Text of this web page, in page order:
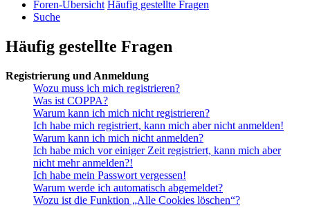
Foren-Übersicht Häufig gestellte Fragen
Suche
Häufig gestellte Fragen
Registrierung und Anmeldung
Wozu muss ich mich registrieren?
Was ist COPPA?
Warum kann ich mich nicht registrieren?
Ich habe mich registriert, kann mich aber nicht anmelden!
Warum kann ich mich nicht anmelden?
Ich habe mich vor einiger Zeit registriert, kann mich aber
nicht mehr anmelden?!
Ich habe mein Passwort vergessen!
Warum werde ich automatisch abgemeldet?
Wozu ist die Funktion „Alle Cookies löschen“?